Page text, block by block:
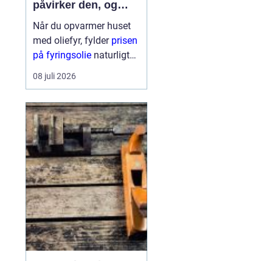
påvirker den, og
hvordan får du mest
for pengene?
Når du opvarmer huset
med oliefyr, fylder prisen
på fyringsolie naturligt
meget i budgettet.
Mange oplever, at
år til år og nogle gange
fra uge til uge. Derfor
giver det god...
08 juli 2026